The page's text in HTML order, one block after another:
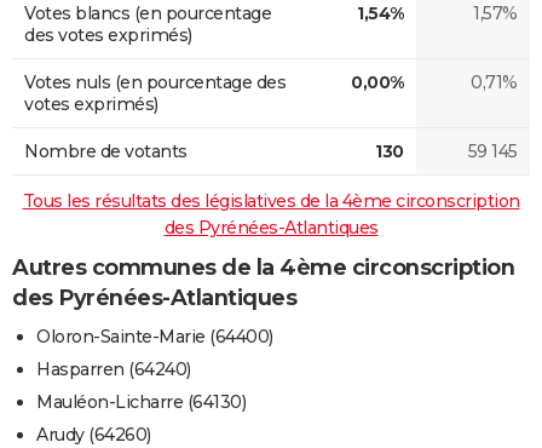
Votes blancs (en pourcentage
des votes exprimés)
1,54% 1,57%
Votes nuls (en pourcentage des
votes exprimés)
0,00% 0,71%
Nombre de votants 130 59 145
Tous les résultats des législatives de la 4ème circonscription
des Pyrénées-Atlantiques
Autres communes de la 4ème circonscription
des Pyrénées-Atlantiques
Oloron-Sainte-Marie (64400)
Hasparren (64240)
Mauléon-Licharre (64130)
Arudy (64260)